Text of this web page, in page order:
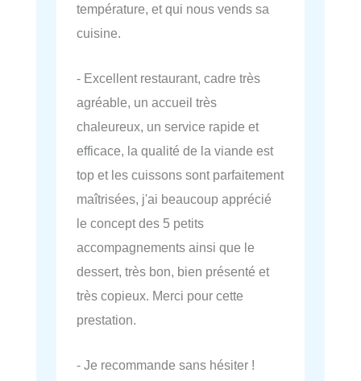
température, et qui nous vends sa
cuisine.
- Excellent restaurant, cadre très
agréable, un accueil très
chaleureux, un service rapide et
efficace, la qualité de la viande est
top et les cuissons sont parfaitement
maîtrisées, j'ai beaucoup apprécié
le concept des 5 petits
accompagnements ainsi que le
dessert, très bon, bien présenté et
très copieux. Merci pour cette
prestation.
- Je recommande sans hésiter !